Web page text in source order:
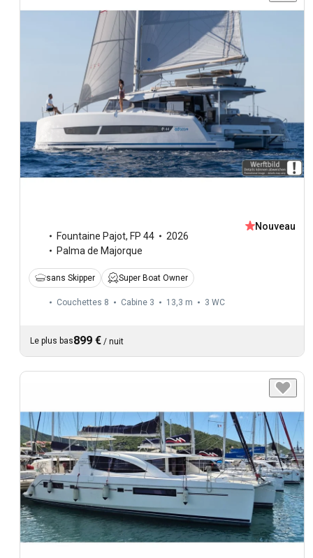
Fountaine Pajot, FP 44
2026
Palma de Majorque
Nouveau
sans Skipper Super Boat Owner
Couchettes 8 Cabine 3 13,3 m 3 WC
Le plus bas899 € / nuit